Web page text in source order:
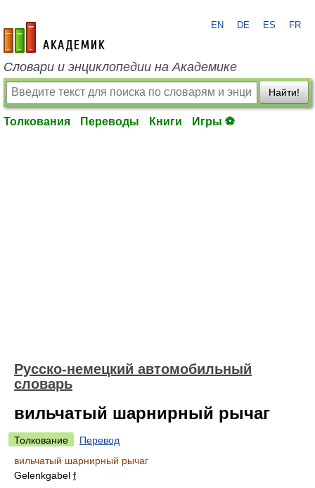
academic.ru
EN DE ES FR
Словари и энциклопедии на Академике
Найти!
Толкования Переводы Книги Игры ⚽
Русско-немецкий автомобильный
словарь
вильчатый шарнирный рычаг
Толкование
Перевод
вильчатый шарнирный рычаг
Gelenkgabel f